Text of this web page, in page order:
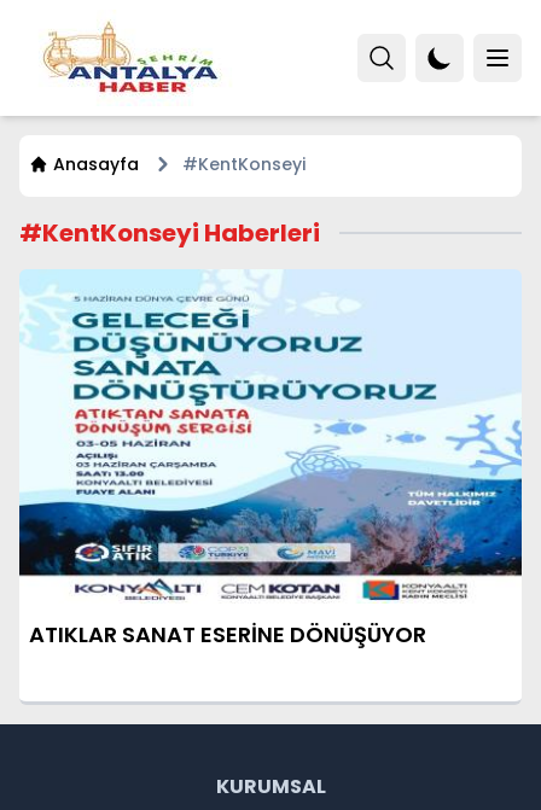
Anasayfa #KentKonseyi
#KentKonseyi Haberleri
ATIKLAR SANAT ESERİNE DÖNÜŞÜYOR
KURUMSAL